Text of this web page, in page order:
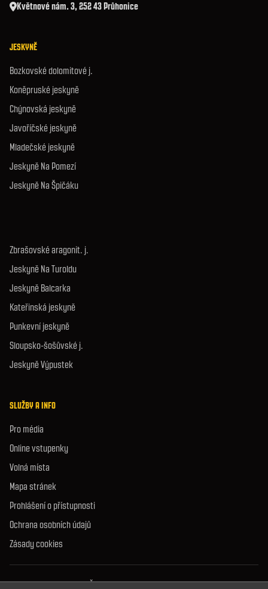
Květnové nám. 3, 252 43 Průhonice
JESKYNĚ
Bozkovské dolomitové j.
Koněpruské jeskyně
Chýnovská jeskyně
Javoříčské jeskyně
Mladečské jeskyně
Jeskyně Na Pomezí
Jeskyně Na Špičáku
Zbrašovské aragonit. j.
Jeskyně Na Turoldu
Jeskyně Balcarka
Kateřinská jeskyně
Punkevní jeskyně
Sloupsko-šošůvské j.
Jeskyně Výpustek
SLUŽBY A INFO
Pro média
Online vstupenky
Volná místa
Mapa stránek
Prohlášení o přístupnosti
Ochrana osobních údajů
Zásady cookies
© 2026 Správa jeskyní České republiky. Všechna práva vyhrazena.